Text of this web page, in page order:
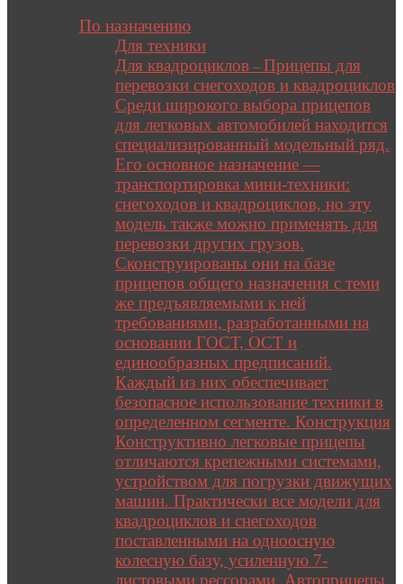
По назначению
Для техники
Для квадроциклов – Прицепы для
перевозки снегоходов и квадроциклов
Среди широкого выбора прицепов
для легковых автомобилей находится
специализированный модельный ряд.
Его основное назначение —
транспортировка мини-техники:
снегоходов и квадроциклов, но эту
модель также можно применять для
перевозки других грузов.
Сконструированы они на базе
прицепов общего назначения с теми
же предъявляемыми к ней
требованиями, разработанными на
основании ГОСТ, ОСТ и
единообразных предписаний.
Каждый из них обеспечивает
безопасное использование техники в
определенном сегменте. Конструкция
Конструктивно легковые прицепы
отличаются крепежными системами,
устройством для погрузки движущих
машин. Практически все модели для
квадроциклов и снегоходов
поставленными на одноосную
колесную базу, усиленную 7-
листовыми рессорами. Автоприцепы